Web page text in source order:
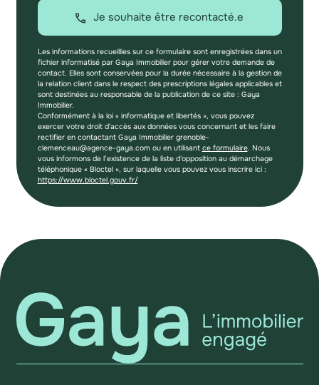
Je souhaite être recontacté.e
Les informations recueillies sur ce formulaire sont enregistrées dans un
fichier informatisé par Gaya Immobilier pour gérer votre demande de
contact. Elles sont conservées pour la durée nécessaire à la gestion de
la relation client dans le respect des prescriptions légales applicables et
sont destinées au responsable de la publication de ce site : Gaya
Immobilier.
Conformément à la loi « informatique et libertés », vous pouvez
exercer votre droit d'accès aux données vous concernant et les faire
rectifier en contactant Gaya Immobilier grenoble-
clemenceau@agence-gaya.com ou en utilisant ce formulaire. Nous
vous informons de l’existence de la liste d'opposition au démarchage
téléphonique « Bloctel », sur laquelle vous pouvez vous inscrire ici :
https://www.bloctel.gouv.fr/